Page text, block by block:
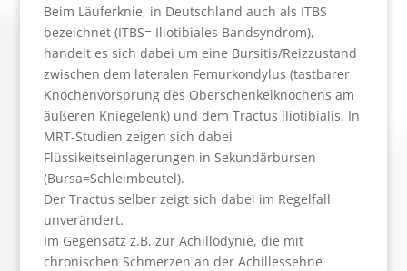
Beim Läuferknie, in Deutschland auch als ITBS
bezeichnet (ITBS= Iliotibiales Bandsyndrom),
handelt es sich dabei um eine Bursitis/Reizzustand
zwischen dem lateralen Femurkondylus (tastbarer
Knochenvorsprung des Oberschenkelknochens am
äußeren Kniegelenk) und dem Tractus iliotibialis. In
MRT-Studien zeigen sich dabei
Flüssikeitseinlagerungen in Sekundärbursen
(Bursa=Schleimbeutel).
Der Tractus selber zeigt sich dabei im Regelfall
unverändert.
Im Gegensatz z.B. zur Achillodynie, die mit
chronischen Schmerzen an der Achillessehne